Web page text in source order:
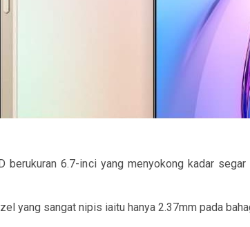
berukuran 6.7-inci yang menyokong kadar
yang sangat nipis iaitu hanya 2.37mm pada